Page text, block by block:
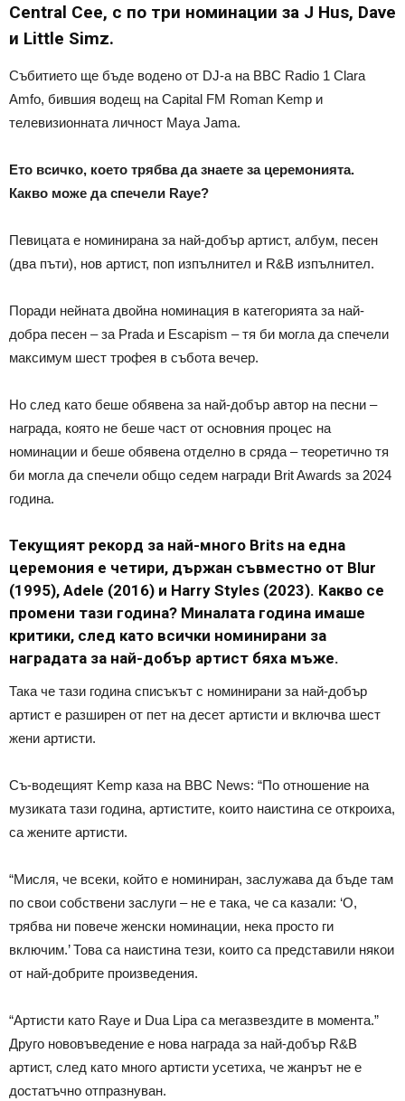
Central Cee, с по три номинации за J Hus, Dave
и Little Simz.
Събитието ще бъде водено от DJ-а на BBC Radio 1 Clara
Amfo, бившия водещ на Capital FM Roman Kemp и
телевизионната личност Maya Jama.
Ето всичко, което трябва да знаете за церемонията.
Какво може да спечели Raye?
Певицата е номинирана за най-добър артист, албум, песен
(два пъти), нов артист, поп изпълнител и R&B изпълнител.
Поради нейната двойна номинация в категорията за най-
добра песен – за Prada и Escapism – тя би могла да спечели
максимум шест трофея в събота вечер.
Но след като беше обявена за най-добър автор на песни –
награда, която не беше част от основния процес на
номинации и беше обявена отделно в сряда – теоретично тя
би могла да спечели общо седем награди Brit Awards за 2024
година.
Текущият рекорд за най-много Brits на една
церемония е четири, държан съвместно от Blur
(1995), Adele (2016) и Harry Styles (2023). Какво се
промени тази година? Миналата година имаше
критики, след като всички номинирани за
наградата за най-добър артист бяха мъже.
Така че тази година списъкът с номинирани за най-добър
артист е разширен от пет на десет артисти и включва шест
жени артисти.
Съ-водещият Kemp каза на BBC News: “По отношение на
музиката тази година, артистите, които наистина се откроиха,
са жените артисти.
“Мисля, че всеки, който е номиниран, заслужава да бъде там
по свои собствени заслуги – не е така, че са казали: ‘О,
трябва ни повече женски номинации, нека просто ги
включим.’ Това са наистина тези, които са представили някои
от най-добрите произведения.
“Артисти като Raye и Dua Lipa са мегазвездите в момента.”
Друго нововъведение е нова награда за най-добър R&B
артист, след като много артисти усетиха, че жанрът не е
достатъчно отпразнуван.